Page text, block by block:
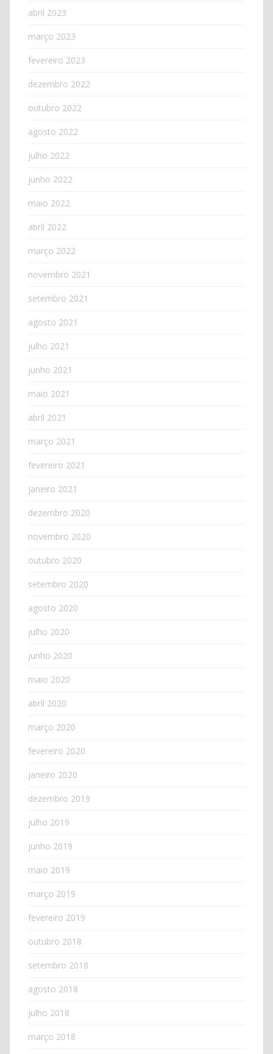
abril 2023
março 2023
fevereiro 2023
dezembro 2022
outubro 2022
agosto 2022
julho 2022
junho 2022
maio 2022
abril 2022
março 2022
novembro 2021
setembro 2021
agosto 2021
julho 2021
junho 2021
maio 2021
abril 2021
março 2021
fevereiro 2021
janeiro 2021
dezembro 2020
novembro 2020
outubro 2020
setembro 2020
agosto 2020
julho 2020
junho 2020
maio 2020
abril 2020
março 2020
fevereiro 2020
janeiro 2020
dezembro 2019
julho 2019
junho 2019
maio 2019
março 2019
fevereiro 2019
outubro 2018
setembro 2018
agosto 2018
julho 2018
março 2018